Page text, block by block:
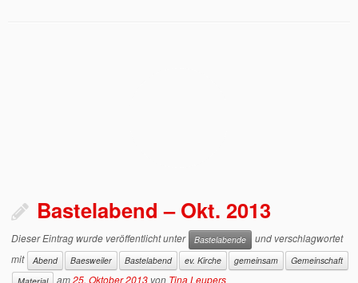
Bastelabend – Okt. 2013
Dieser Eintrag wurde veröffentlicht unter Bastelabende
und verschlagwortet
mit
Abend Baesweiler Bastelabend ev. Kirche gemeinsam
Gemeinschaft
am25. Oktober 2013 von Tina Leupers